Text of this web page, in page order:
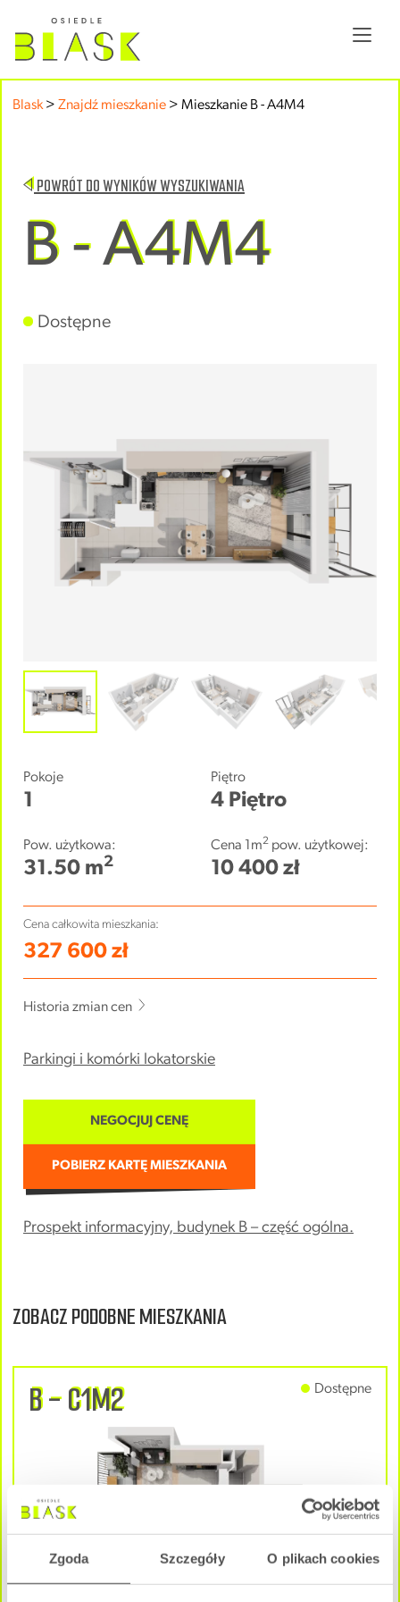
Zgoda Szczegóły O plikach cookies
Blask> Znajdź mieszkanie > Mieszkanie B - A4M4
POWRÓT DO WYNIKÓW WYSZUKIWANIA
B - A4M4
Dostępne
Pokoje
1
Piętro
4 Piętro
Pow. użytkowa:
31.50 m2
Cena 1m2 pow. użytkowej:
10 400 zł
Cena całkowita mieszkania:
327 600 zł
Historia zmian cen
Parkingi i komórki lokatorskie
NEGOCJUJ CENĘ
POBIERZ KARTĘ MIESZKANIA
Prospekt informacyjny, budynek B – część ogólna.
ZOBACZ PODOBNE MIESZKANIA
B - C1M2 Dostępne